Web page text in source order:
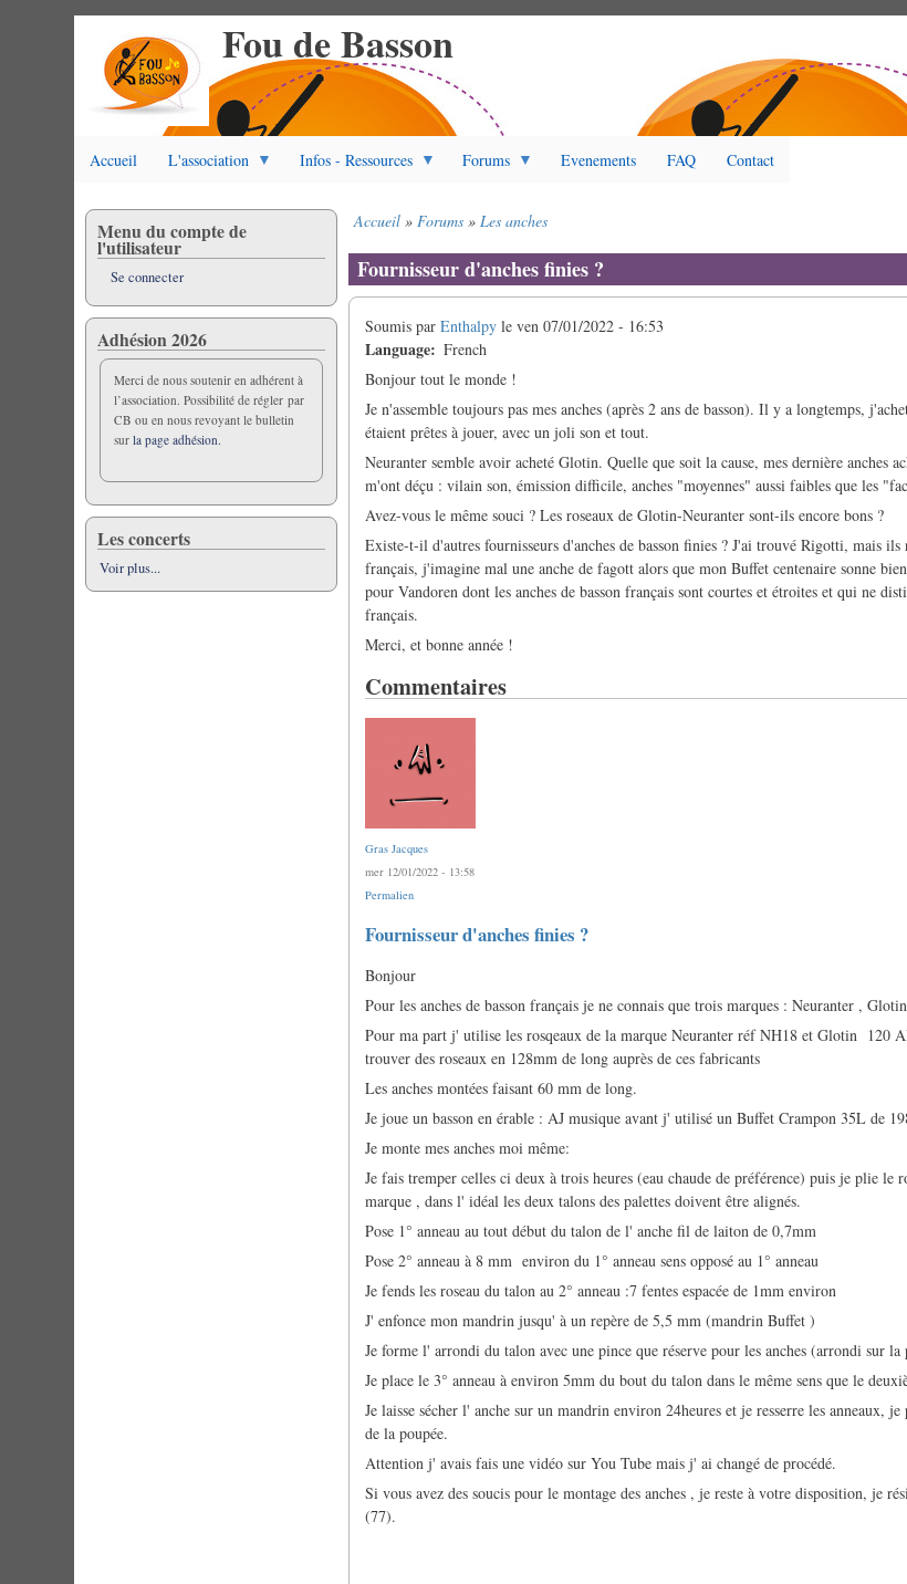
Fou de Basson
Accueil L'association Infos - Ressources Forums Evenements FAQ Contact
d'Ariane
Accueil Forums Les anches
Fournisseur d'anches finies ?
Soumis parEnthalpy leven 07/01/2022 - 16:53
Language
French
Bonjour tout le monde !
Je n'assemble toujours pas mes anches (après 2 ans de basson). Il y a longtemps,
étaient prêtes à jouer, avec un joli son et tout.
Neuranter semble avoir acheté Glotin. Quelle que soit la cause, mes dernière anches
m'ont déçu : vilain son, émission difficile, anches "moyennes" aussi faibles que les
Avez-vous le même souci ? Les roseaux de Glotin-Neuranter sont-ils encore bons ?
Existe-t-il d'autres fournisseurs d'anches de basson finies ? J'ai trouvé Rigotti, mais ils
français, j'imagine mal une anche de fagott alors que mon Buffet centenaire sonne
pour Vandoren dont les anches de basson français sont courtes et étroites et qui ne
français.
Merci, et bonne année !
Commentaires
Gras Jacques
mer 12/01/2022 - 13:58
Permalien
Fournisseur d'anches finies ?
Bonjour
Pour les anches de basson français je ne connais que trois marques : Neuranter ,
Pour ma part j' utilise les rosqeaux de la marque Neuranter réf NH18 et Glotin 120
trouver des roseaux en 128mm de long auprès de ces fabricants
Les anches montées faisant 60 mm de long.
Je joue un basson en érable : AJ musique avant j' utilisé un Buffet Crampon 35L de
Je monte mes anches moi même:
Je fais tremper celles ci deux à trois heures (eau chaude de préférence) puis je plie le
marque , dans l' idéal les deux talons des palettes doivent être alignés.
Pose 1° anneau au tout début du talon de l' anche fil de laiton de 0,7mm
Pose 2° anneau à 8 mm environ du 1° anneau sens opposé au 1° anneau
Je fends les roseau du talon au 2° anneau :7 fentes espacée de 1mm environ
J' enfonce mon mandrin jusqu' à un repère de 5,5 mm (mandrin Buffet )
Je forme l' arrondi du talon avec une pince que réserve pour les anches (arrondi sur la
Je place le 3° anneau à environ 5mm du bout du talon dans le même sens que le
Je laisse sécher l' anche sur un mandrin environ 24heures et je resserre les anneaux,
de la poupée.
Attention j' avais fais une vidéo sur You Tube mais j' ai changé de procédé.
Si vous avez des soucis pour le montage des anches , je reste à votre disposition, je
(77).
Menu du compte de
l'utilisateur
Se connecter
Adhésion 2026
Merci de nous soutenir en adhérent à
l’association. Possibilité de régler par
CB ou en nous revoyant le bulletin
surla page adhésion.
Les concerts
Voir plus...